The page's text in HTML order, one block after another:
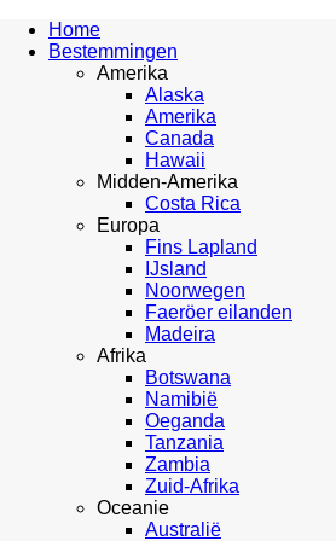
Home
Bestemmingen
Amerika
Alaska
Amerika
Canada
Hawaii
Midden-Amerika
Costa Rica
Europa
Fins Lapland
IJsland
Noorwegen
Faeröer eilanden
Madeira
Afrika
Botswana
Namibië
Oeganda
Tanzania
Zambia
Zuid-Afrika
Oceanie
Australië